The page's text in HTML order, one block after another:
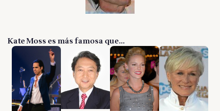
Kate Moss es más famosa que...